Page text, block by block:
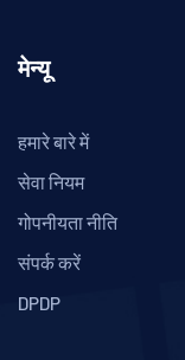
मेन्यू
हमारे बारे में
सेवा नियम
गोपनीयता नीति
संपर्क करें
DPDP